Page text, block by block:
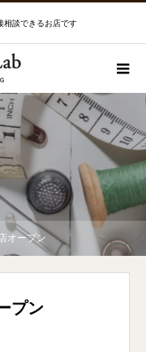
談できるお店です
オープン
プン